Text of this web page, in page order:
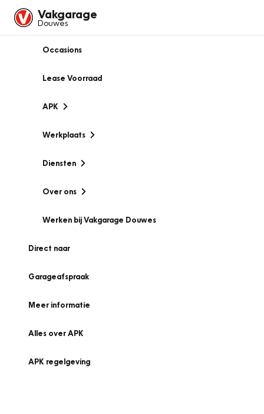
Vakgarage
Douwes
Occasions
Lease Voorraad
APK
Werkplaats
Diensten
Over ons
Werken bij Vakgarage Douwes
Direct naar
Garageafspraak
Meer informatie
Alles over APK
APK regelgeving